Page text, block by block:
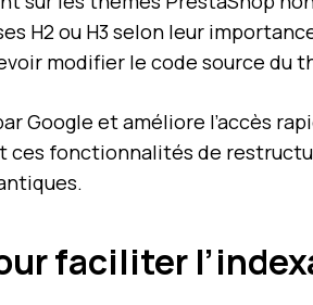
H2 ou H3 selon leur
modifier le code source du
Google et améliore l’accès
ces fonctionnalités de
faciliter